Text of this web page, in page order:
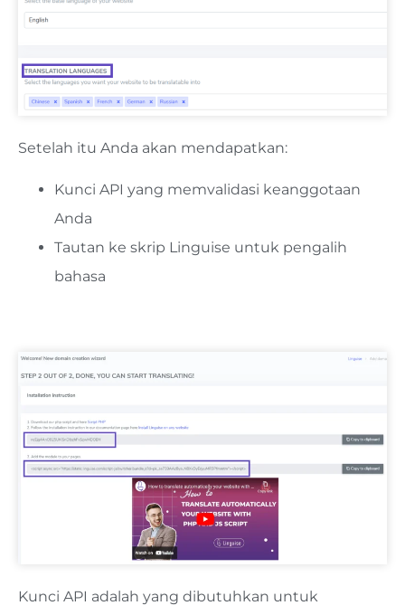
Setelah itu Anda akan mendapatkan:
Kunci API yang memvalidasi keanggotaan
Anda
Tautan ke skrip Linguise untuk pengalih
bahasa
Kunci API adalah yang dibutuhkan untuk